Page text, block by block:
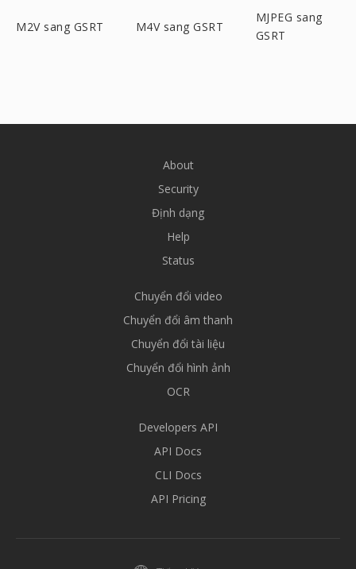
M2V sang GSRT M4V sang GSRT
MJPEG sang
GSRT
About
Security
Định dạng
Help
Status
Chuyển đổi video
Chuyển đổi âm thanh
Chuyển đổi tài liệu
Chuyển đổi hình ảnh
OCR
Developers API
API Docs
CLI Docs
API Pricing